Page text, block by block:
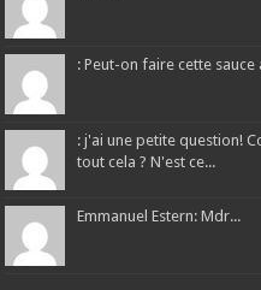
: Peut-on faire cette sauce
: j'ai une petite question!
tout cela ? N'est ce...
Emmanuel Estern: Mdr...